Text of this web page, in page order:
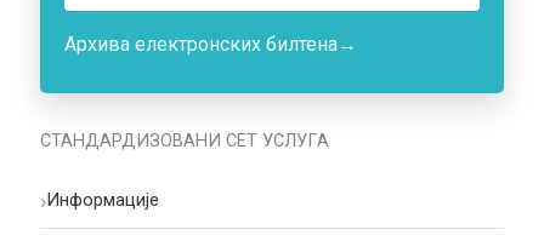
Архива електронских билтена→
СТАНДАРДИЗОВАНИ СЕТ УСЛУГА
›Информације